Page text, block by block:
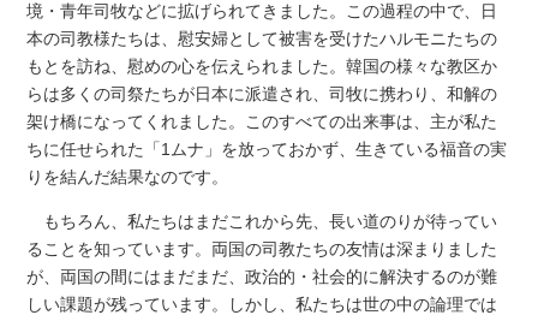
境・青年司牧などに拡げられてきました。この過程の中で、日
本の司教様たちは、慰安婦として被害を受けたハルモニたちの
もとを訪ね、慰めの心を伝えられました。韓国の様々な教区か
らは多くの司祭たちが日本に派遣され、司牧に携わり、和解の
架け橋になってくれました。このすべての出来事は、主が私た
ちに任せられた「1ムナ」を放っておかず、生きている福音の実
りを結んだ結果なのです。
もちろん、私たちはまだこれから先、長い道のりが待ってい
ることを知っています。両国の司教たちの友情は深まりました
が、両国の間にはまだまだ、政治的・社会的に解決するのが難
しい課題が残っています。しかし、私たちは世の中の論理では